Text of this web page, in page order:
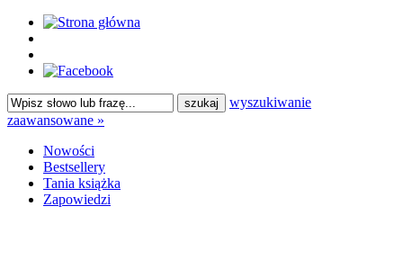
wyszukiwanie
zaawansowane »
Nowości
Bestsellery
Tania książka
Zapowiedzi